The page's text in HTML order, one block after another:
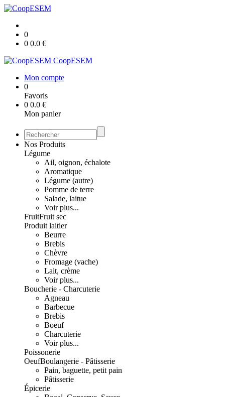
0
0 0.0 €
CoopESEM
Mon compte
0
Favoris
0 0.0 €
Mon panier
Nos Produits
Légume
Ail, oignon, échalote
Aromatique
Légume (autre)
Pomme de terre
Salade, laitue
Voir plus...
FruitFruit sec
Produit laitier
Beurre
Brebis
Chèvre
Fromage (vache)
Lait, crème
Voir plus...
Boucherie - Charcuterie
Agneau
Barbecue
Brebis
Boeuf
Charcuterie
Voir plus...
Poissonerie
OeufBoulangerie - Pâtisserie
Pain, baguette, petit pain
Pâtisserie
Épicerie